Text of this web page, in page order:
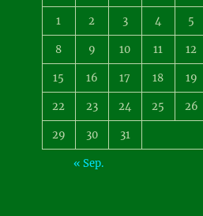
1 2 3 4 5
8 9 10 11 12
15 16 17 18 19
22 23 24 25 26
29 30 31
« Sep.